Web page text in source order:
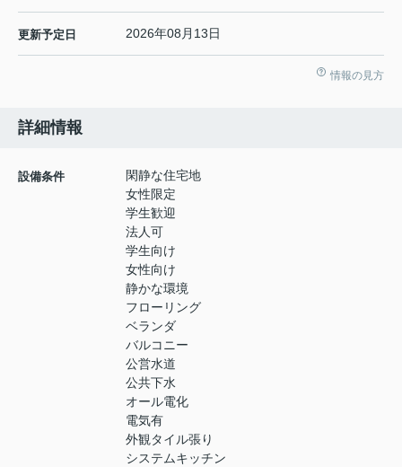
更新予定日 2026年08月13日
情報の見方
詳細情報
設備条件
閑静な住宅地
女性限定
学生歓迎
法人可
学生向け
女性向け
静かな環境
フローリング
ベランダ
バルコニー
公営水道
公共下水
オール電化
電気有
外観タイル張り
システムキッチン